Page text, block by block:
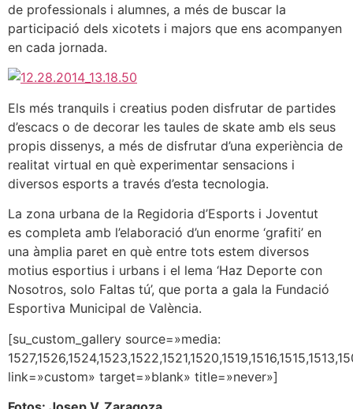
de professionals i alumnes, a més de buscar la
participació dels xicotets i majors que ens acompanyen
en cada jornada.
Els més tranquils i creatius poden disfrutar de partides
d’escacs o de decorar les taules de skate amb els seus
propis dissenys, a més de disfrutar d’una experiència de
realitat virtual en què experimentar sensacions i
diversos esports a través d’esta tecnologia.
La zona urbana de la Regidoria d’Esports i Joventut
es completa amb l’elaboració d’un enorme ‘grafiti’ en
una àmplia paret en què entre tots estem diversos
motius esportius i urbans i el lema ‘Haz Deporte con
Nosotros, solo Faltas tú’, que porta a gala la Fundació
Esportiva Municipal de València.
[su_custom_gallery source=»media:
link=»custom» target=»blank» title=»never»]